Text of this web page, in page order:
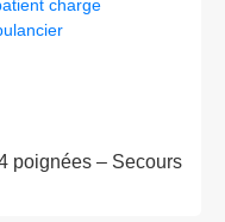
poignées – Secours